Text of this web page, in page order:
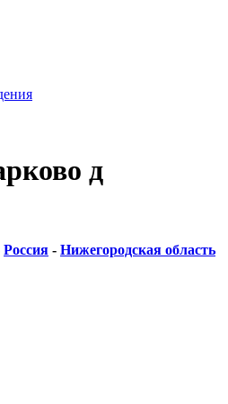
д
Россия - Нижегородская область